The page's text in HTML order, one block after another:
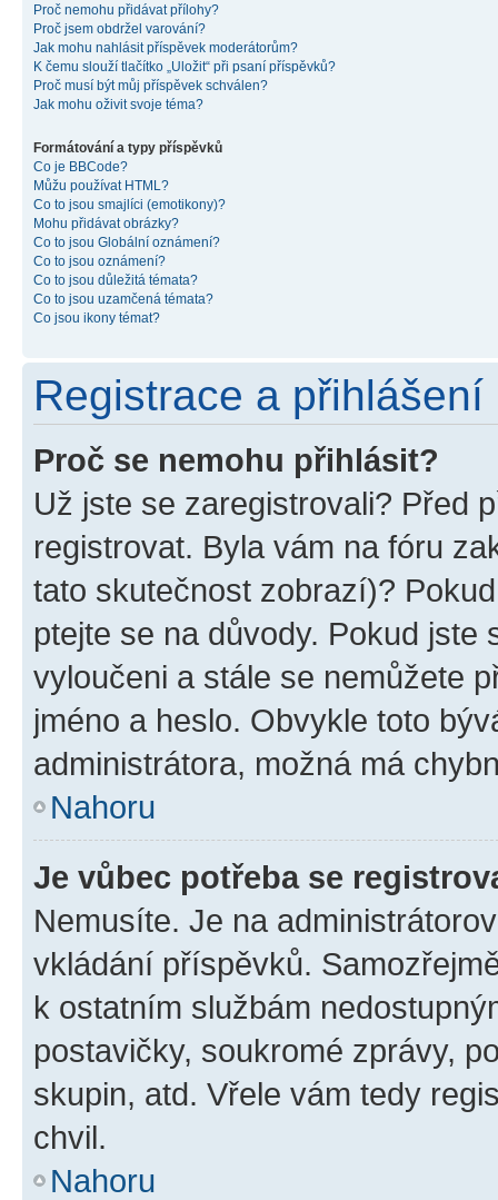
Proč nemohu přidávat přílohy?
Proč jsem obdržel varování?
Jak mohu nahlásit příspěvek moderátorům?
K čemu slouží tlačítko „Uložit“ při psaní příspěvků?
Proč musí být můj příspěvek schválen?
Jak mohu oživit svoje téma?
Formátování a typy příspěvků
Co je BBCode?
Můžu používat HTML?
Co to jsou smajlíci (emotikony)?
Mohu přidávat obrázky?
Co to jsou Globální oznámení?
Co to jsou oznámení?
Co to jsou důležitá témata?
Co to jsou uzamčená témata?
Co jsou ikony témat?
Registrace a přihlášení
Proč se nemohu přihlásit?
Už jste se zaregistrovali? Před
registrovat. Byla vám na fóru
tato skutečnost zobrazí)?
ptejte se na důvody. Pokud jste
vyloučeni a stále se nemůžete
jméno a heslo. Obvykle toto
administrátora, možná má
Nahoru
Je vůbec potřeba se
Nemusíte. Je na
vkládání příspěvků.
k ostatním službám
postavičky, soukromé zprávy,
skupin, atd. Vřele vám tedy
chvil.
Nahoru